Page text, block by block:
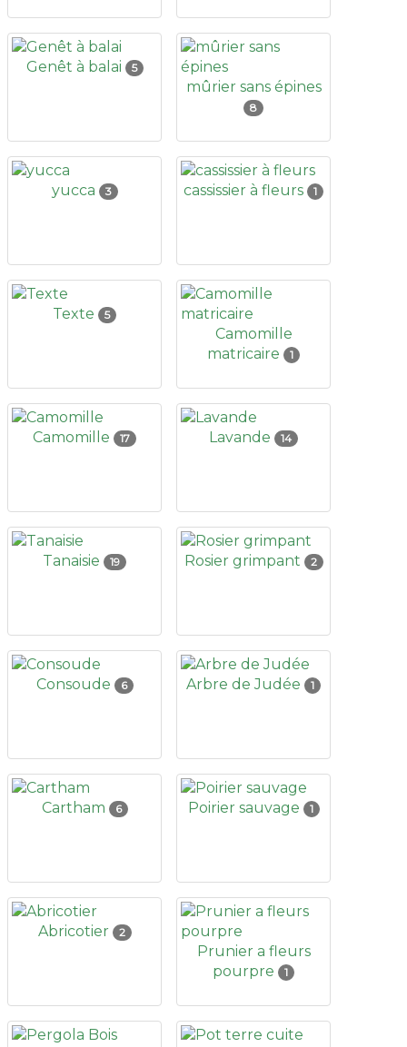
Genêt à balai 5
mûrier sans épines
8
yucca 3 cassissier à fleurs 1
Texte 5
Camomille
matricaire
1
Camomille 17 Lavande 14
Tanaisie 19 Rosier grimpant 2
Consoude 6 Arbre de Judée 1
Cartham 6 Poirier sauvage 1
Abricotier 2
Prunier a fleurs
pourpre
1